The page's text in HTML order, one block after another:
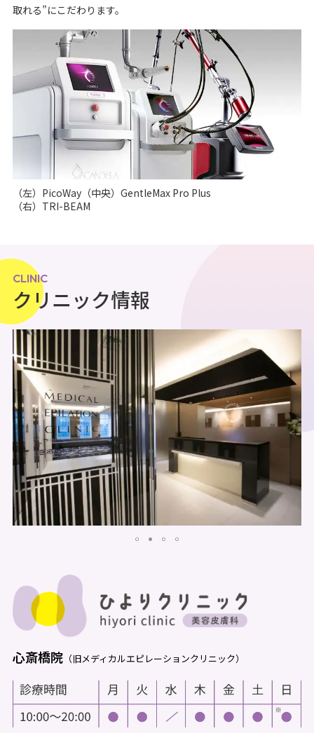
取れる”にこだわります。
（左）PicoWay（中央）GentleMax Pro Plus
（右）TRI-BEAM
CLINIC
クリニック情報
心斎橋院 （旧メディカルエピレーションクリニック）